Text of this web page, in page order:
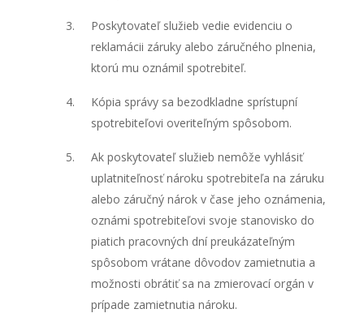
Poskytovateľ služieb vedie evidenciu o
reklamácii záruky alebo záručného plnenia,
ktorú mu oznámil spotrebiteľ.
Kópia správy sa bezodkladne sprístupní
spotrebiteľovi overiteľným spôsobom.
Ak poskytovateľ služieb nemôže vyhlásiť
uplatniteľnosť nároku spotrebiteľa na záruku
alebo záručný nárok v čase jeho oznámenia,
oznámi spotrebiteľovi svoje stanovisko do
piatich pracovných dní preukázateľným
spôsobom vrátane dôvodov zamietnutia a
možnosti obrátiť sa na zmierovací orgán v
prípade zamietnutia nároku.